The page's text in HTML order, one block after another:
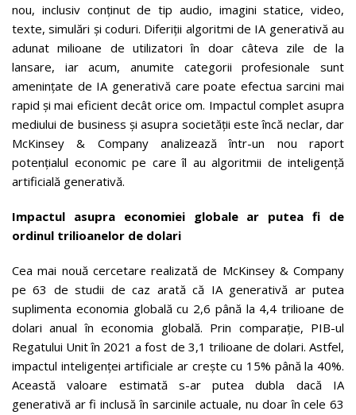
nou, inclusiv conținut de tip audio, imagini statice, video,
texte, simulări și coduri. Diferiții algoritmi de IA generativă au
adunat milioane de utilizatori în doar câteva zile de la
lansare, iar acum, anumite categorii profesionale sunt
amenințate de IA generativă care poate efectua sarcini mai
rapid și mai eficient decât orice om. Impactul complet asupra
mediului de business și asupra societății este încă neclar, dar
McKinsey & Company analizează într-un nou raport
potențialul economic pe care îl au algoritmii de inteligență
artificială generativă.
Impactul asupra economiei globale ar putea fi de
ordinul trilioanelor de dolari
Cea mai nouă cercetare realizată de McKinsey & Company
pe 63 de studii de caz arată că IA generativă ar putea
suplimenta economia globală cu 2,6 până la 4,4 trilioane de
dolari anual în economia globală. Prin comparație, PIB-ul
Regatului Unit în 2021 a fost de 3,1 trilioane de dolari. Astfel,
impactul inteligenței artificiale ar crește cu 15% până la 40%.
Această valoare estimată s-ar putea dubla dacă IA
generativă ar fi inclusă în sarcinile actuale, nu doar în cele 63